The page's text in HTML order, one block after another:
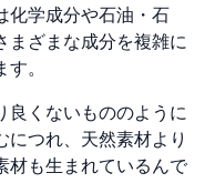
化学成分や石油・石
まざまな成分を複雑に
。
良くないもののように
につれ、天然素材より
材も生まれているんで